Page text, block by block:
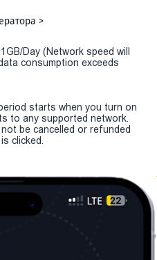
>
Day (Network speed will
consumption exceeds
starts when you turn on
to any supported network.
be cancelled or refunded
clicked.